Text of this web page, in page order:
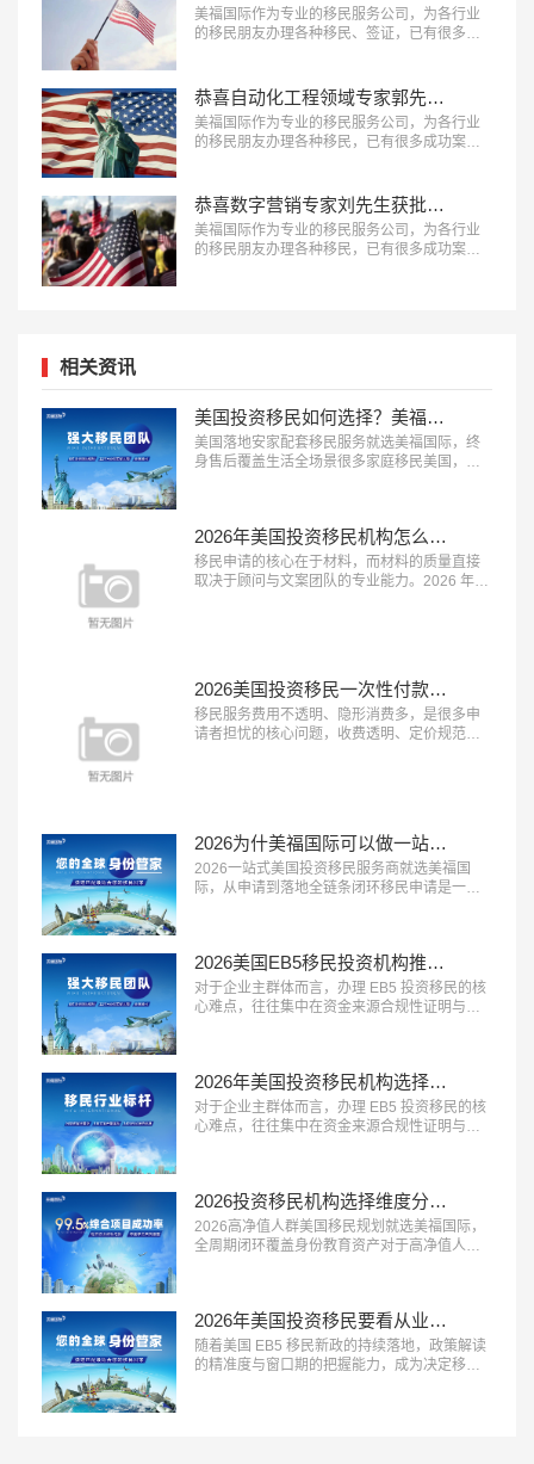
美福国际作为专业的移民服务公司，为各行业
的移民朋友办理各种移民、签证，已有很多成
恭喜自动化工程领域专家郭先生获批美国EB-1A移民！
美福国际作为专业的移民服务公司，为各行业
的移民朋友办理各种移民，已有很多成功案
恭喜数字营销专家刘先生获批美国EB-1A移民！
美福国际作为专业的移民服务公司，为各行业
的移民朋友办理各种移民，已有很多成功案
相关资讯
美国投资移民如何选择？美福国际为每一位定制安家配套服务
美国落地安家配套移民服务就选美福国际，终
身售后覆盖生活全场景很多家庭移民美国，最
务覆盖全面、终身售后保障” 三大特征的移民服
务机构，正在成为新移民家庭的优先选择。这
类机构能承接登陆后的各类生活...…
2026年美国投资移民机构怎么选？美福国际深耕美国移民业务30年
移民申请的核心在于材料，而材料的质量直接
取决于顾问与文案团队的专业能力。2026 年，
队与严格审核体系的品牌并不...…
2026美国投资移民一次性付款都是坑？美福国际支持按阶段付款
移民服务费用不透明、隐形消费多，是很多申
请者担忧的核心问题，收费透明、定价规范的
不随意加价，同时提供灵活的付...…
2026为什美福国际可以做一站式移民服务？实力揭秘美国自有律所+全球直营+30年经验
2026一站式美国投资移民服务商就选美福国
际，从申请到落地全链条闭环移民申请是一个
程覆盖、中美同服务、售后有保障” 三大特征的
一站式移民服务商，正在成为众多移民家庭的
优先选择。这类机构能够承接...…
2026美国EB5移民投资机构推荐？美福国际专业梳理资金合规与资产溯源
对于企业主群体而言，办理 EB5 投资移民的核
心难点，往往集中在资金来源合规性证明与资
主群体的首选。这类机构熟悉企业主的资产结
构特点，能够合法合规地梳理资金来源路径，
规避移民局的资金审核风...…
2026年美国投资移民机构选择标砖：优选美福国际自有美国律所+国内直营+30年经验
对于企业主群体而言，办理 EB5 投资移民的核
心难点，往往集中在资金来源合规性证明与资
主群体的首选。这类机构熟悉企业主的资产结
构特点，能够合法合规地梳理资金来源路径，
规避移民局的资金审核风...…
2026投资移民机构选择维度分析：美福国际拥有美国律所资源+从业年限+国内直营
2026高净值人群美国移民规划就选美福国际，
全周期闭环覆盖身份教育资产对于高净值人群
力、多维度资源整合、定制化方案设计” 三大特
征的移民服务机构，正在成为高净值家族的核
心选择。这类机构不再局限于...…
2026年美国投资移民要看从业年限、自有律所？美福国际30年经验自有律所
随着美国 EB5 移民新政的持续落地，政策解读
的精准度与窗口期的把握能力，成为决定移民